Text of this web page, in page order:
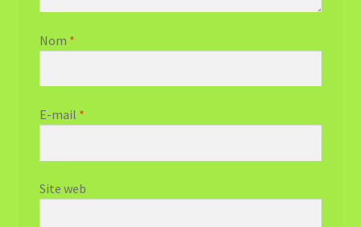
Nom *
E-mail *
Site web